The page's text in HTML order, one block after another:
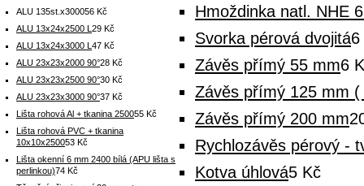
Hmoždinka natl. NHE
Svorka pérová dvojitá6
Závěs přímý 55 mm6
Závěs přímý 125 mm
Závěs přímý 200 mm
Rychlozávěs pérový -
Kotva úhlová5 Kč
ALU 135st.x300056 Kč
ALU 13x24x2500 L 29 Kč
ALU 13x24x3000 L 47 Kč
ALU 23x23x2000 90°28 Kč
ALU 23x23x2500 90°30 Kč
ALU 23x23x3000 90°37 Kč
Lišta rohová Al + tkanina 250055 Kč
Lišta rohová PVC + tkanina
10x10x250053 Kč
Lišta okenní 6 mm 2400 bílá (APU lišta s
perlinkou)74 Kč